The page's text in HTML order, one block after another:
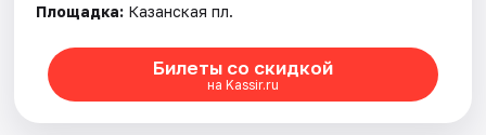
Площадка: Казанская пл.
Билеты со скидкой
на Kassir.ru